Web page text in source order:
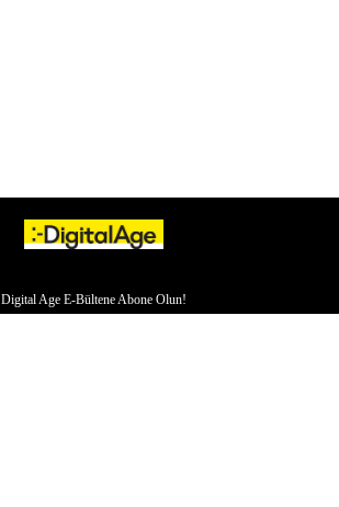
Digital Age E-Bültene Abone Olun!